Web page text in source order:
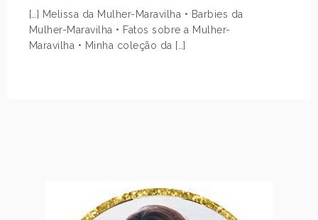
[…] Melissa da Mulher-Maravilha • Barbies da
Mulher-Maravilha • Fatos sobre a Mulher-
Maravilha • Minha coleção da […]